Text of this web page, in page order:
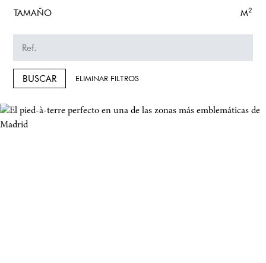
TAMAÑO M2
BUSCAR ELIMINAR FILTROS